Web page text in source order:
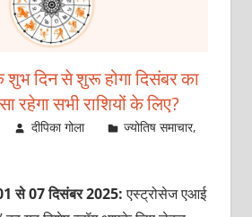
ASTROSAGE
MAGAZINE
शुभ दिन से शुरू होगा दिसंबर का
रहेगा सभी राशियों के लिए?
दीपिका गोला ज्योतिष समाचार,
से 07 दिसंबर 2025:एस्ट्रोसेज एआई